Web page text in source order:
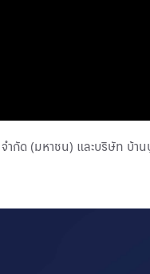
(มหาชน) และบริษัท บ้าน